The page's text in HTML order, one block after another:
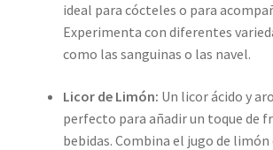
ideal para cócteles o para
Experimenta con diferentes
como las sanguinas o las navel.
Licor de Limón: Un licor ácido y
perfecto para añadir un toque de
bebidas. Combina el jugo de